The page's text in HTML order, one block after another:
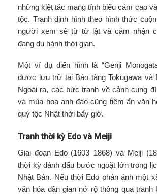
những kiệt tác mang tính biểu cảm cao
tộc. Tranh định hình theo hình thức
người xem sẽ từ từ lật và cảm nhận
đang du hành thời gian.
Một ví dụ điển hình là “Genji
được lưu trữ tại Bảo tàng Tokugawa và
Ngoài ra, các bức tranh về cảnh cung
và mùa hoa anh đào cũng tiềm ẩn văn
quý tộc Nhật thời bấy giờ.
Tranh thời kỳ Edo và Meiji
Giai đoạn Edo (1603–1868) và Meiji
thời kỳ đánh dấu bước ngoặt lớn trong
Nhật Bản. Nếu thời Edo phản ánh một
văn hóa dân gian nở rộ thông qua tranh